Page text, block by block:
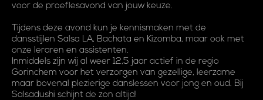
voor de proeflesavond van jouw keuze.
Tijdens deze avond kun je kennismaken met de
dansstijlen Salsa LA, Bachata en Kizomba, maar ook met
onze leraren en assistenten.
Inmiddels zijn wij al weer 12,5 jaar actief in de regio
Gorinchem voor het verzorgen van gezellige, leerzame
maar bovenal plezierige danslessen voor jong en oud. Bij
Salsadushi schijnt de zon altijd!